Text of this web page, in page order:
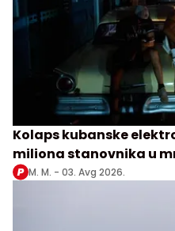
Kolaps kubanske
miliona stanovnika u
M. M. - 03. Avg 2026.